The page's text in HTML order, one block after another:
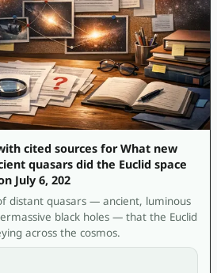
cited sources for What new
quasars did the Euclid space
July 6, 202
distant quasars — ancient, luminous
black holes — that the Euclid
across the cosmos.